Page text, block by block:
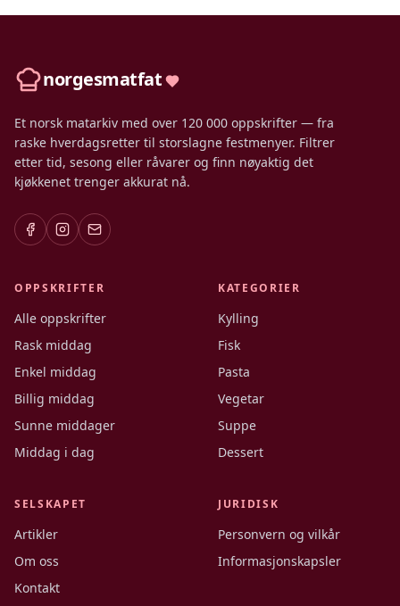
norgesmatfat
Et norsk matarkiv med over 120 000 oppskrifter — fra
raske hverdagsretter til storslagne festmenyer. Filtrer
etter tid, sesong eller råvarer og finn nøyaktig det
kjøkkenet trenger akkurat nå.
OPPSKRIFTER
Alle oppskrifter
Rask middag
Enkel middag
Billig middag
Sunne middager
Middag i dag
KATEGORIER
Kylling
Fisk
Pasta
Vegetar
Suppe
Dessert
SELSKAPET
Artikler
Om oss
Kontakt
JURIDISK
Personvern og vilkår
Informasjonskapsler